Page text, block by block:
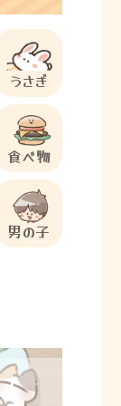
うさぎ
食べ物
男の子